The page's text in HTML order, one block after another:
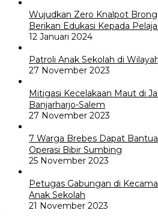
Wujudkan Zero Knalpot
Berikan Edukasi Kepada
12 Januari 2024
Patroli Anak Sekolah di
27 November 2023
Mitigasi Kecelakaan Maut di
Banjarharjo-Salem
27 November 2023
7 Warga Brebes Dapat
Operasi Bibir Sumbing
25 November 2023
Petugas Gabungan di
Anak Sekolah
21 November 2023